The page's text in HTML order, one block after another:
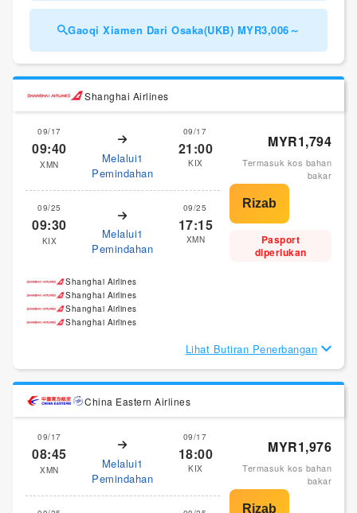
Gaoqi Xiamen Dari Osaka(UKB) MYR3,006～
Shanghai Airlines
09/17
09:40
XMN
Melalui1
Pemindahan
09/17
21:00
KIX
09/25
09:30
KIX
Melalui1
Pemindahan
09/25
17:15
XMN
MYR1,794
Termasuk kos bahan
bakar
Pasport
diperlukan
Shanghai Airlines
Shanghai Airlines
Shanghai Airlines
Shanghai Airlines
Lihat Butiran Penerbangan
China Eastern Airlines
09/17
08:45
XMN
Melalui1
Pemindahan
09/17
18:00
KIX
MYR1,976
Termasuk kos bahan
bakar